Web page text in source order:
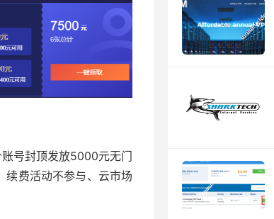
号封顶发放5000元无门
续费活动不参与、云市场